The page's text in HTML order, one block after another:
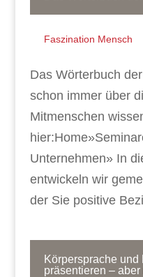
Faszination Mensch
Das Wörterbuch
schon immer über
Mitmenschen
Unternehmen» In
entwickeln wir
der Sie positive
Körpersprache
präsentieren –